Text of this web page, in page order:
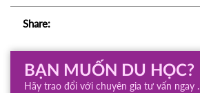
Share:
BẠN MUỐN DU HỌC?
Hãy trao đổi với chuyên gia tư vấn ngay .